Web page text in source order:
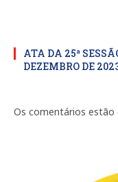
ATA DA 25ª
DEZEMBRO DE
Os comentários estão